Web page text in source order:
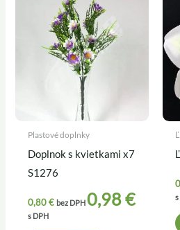
Plastové doplnky
Doplnok s kvietkami x7
S1276
0,80€ bez DPH0,98€
s DPH
s